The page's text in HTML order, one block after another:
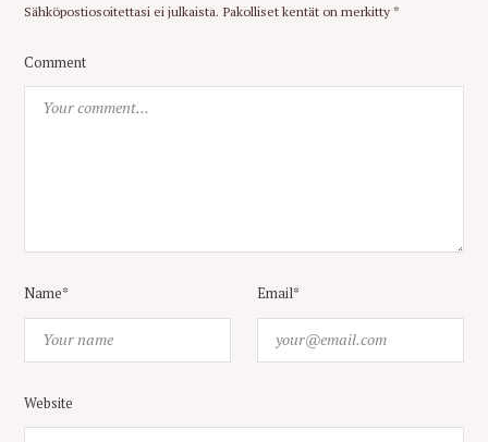
Sähköpostiosoitettasi ei julkaista. Pakolliset kentät on merkitty*
Comment
Name* Email*
Website